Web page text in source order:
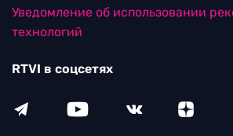
Уведомление об использовании
технологий
RTVI в соцсетях